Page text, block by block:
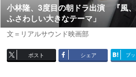
小林隆、3度目の朝ドラ出演 『風
ふさわしい大きなテーマ」
文＝リアルサウンド映画部
ポスト シェア ブ